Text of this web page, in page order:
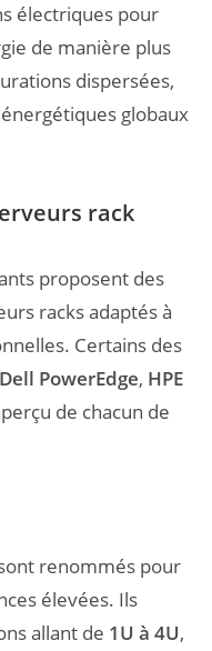
électriques pour
de manière plus
dispersées,
globaux
rack
proposent des
racks adaptés à
Certains des
Dell PowerEdge, HPE
de chacun de
renommés pour
élevées. Ils
allant de 1U à 4U,